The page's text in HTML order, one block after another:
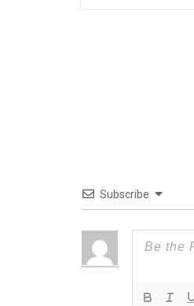
Subscribe